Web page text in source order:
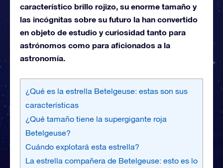
característico brillo rojizo, su enorme tamaño y
las incógnitas sobre su futuro la han convertido
en objeto de estudio y curiosidad tanto para
astrónomos como para aficionados a la
astronomía.
¿Qué es la estrella Betelgeuse: estas son sus
características
¿Qué tamaño tiene la supergigante roja
Betelgeuse?
Cuándo explotará esta estrella?
La estrella compañera de Betelgeuse: esto es lo